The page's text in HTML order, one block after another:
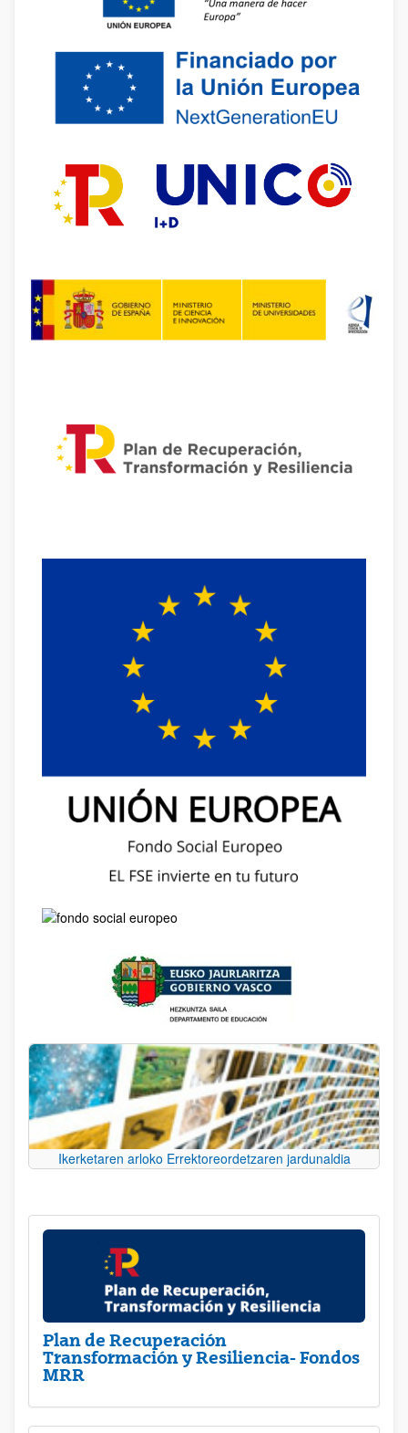
Ikerketaren arloko Errektoreordetzaren jardunaldia
Plan de Recuperación
Transformación y Resiliencia- Fondos
MRR